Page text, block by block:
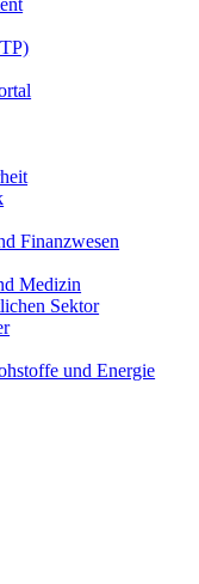
Finanzwesen
Medizin
Sektor
und Energie